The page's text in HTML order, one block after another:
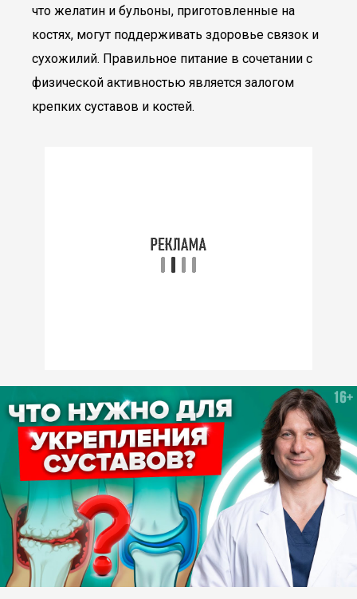
что желатин и бульоны, приготовленные на
костях, могут поддерживать здоровье связок и
сухожилий. Правильное питание в сочетании с
физической активностью является залогом
крепких суставов и костей.